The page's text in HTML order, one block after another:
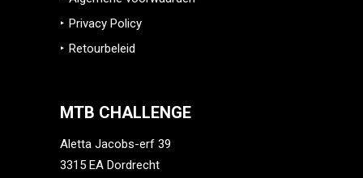
Privacy Policy
Retourbeleid
MTB CHALLENGE
Aletta Jacobs-erf 39
3315 EA Dordrecht